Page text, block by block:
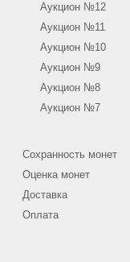
Аукцион №12
Аукцион №11
Аукцион №10
Аукцион №9
Аукцион №8
Аукцион №7
Сохранность монет
Оценка монет
Доставка
Оплата